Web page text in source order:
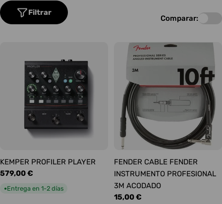
Filtrar
Comparar:
KEMPER PROFILER PLAYER
Precio
habitual
579,00 €
●Entrega en 1-2 días
FENDER CABLE FENDER
INSTRUMENTO PROFESIONAL
3M ACODADO
Precio
15,00 €